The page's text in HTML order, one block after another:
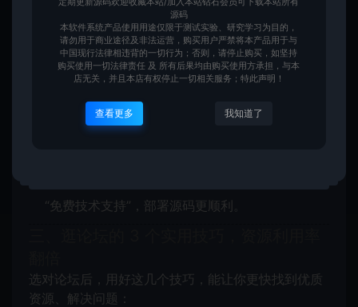
界面简洁易用：没有冗余功能，核心板块（资源
区、问答区、教程区）一目了然，新手不用学就能
配套服务全：除了源码，还提供详细的安装文
“免费技术支持”，部署源码更顺利。
选对论坛后，用好这几个技巧，能让你更快找到优质
资源、解决问题：
源码
本软件系统产品使用用途仅限于测试实验、研究学习为目的，
请勿用于商业途径及非法运营，购买用户严禁将本产品用于与
中国现行法律相违背的一切行为；否则，请停止购买，如坚持
购买使用一切法律责任 及 所有后果均由购买使用方承担，与本
店无关，并且本店有权停止一切相关服务；特此声明！
查看更多 我知道了